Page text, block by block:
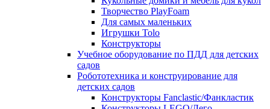
Творчество PlayFoam
Для самых маленьких
Игрушки Tolo
Конструкторы
Учебное оборудование по ПДД для детских
садов
Робототехника и конструирование для
детских садов
Конструкторы Fanclastic/Фанкластик